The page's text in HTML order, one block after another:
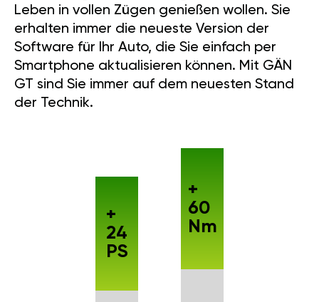
Leben in vollen Zügen genießen wollen. Sie
erhalten immer die neueste Version der
Software für Ihr Auto, die Sie einfach per
Smartphone aktualisieren können. Mit GÄN
GT sind Sie immer auf dem neuesten Stand
der Technik.
+
24
PS
+
60
Nm